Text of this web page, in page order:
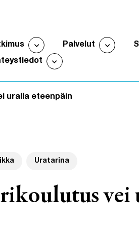
Avaa alavalikko
expand_more Palvelut
Avaa
expand_more
Avaa alavalikko
expand_more
uralla eteenpäin
Uratarina
vei